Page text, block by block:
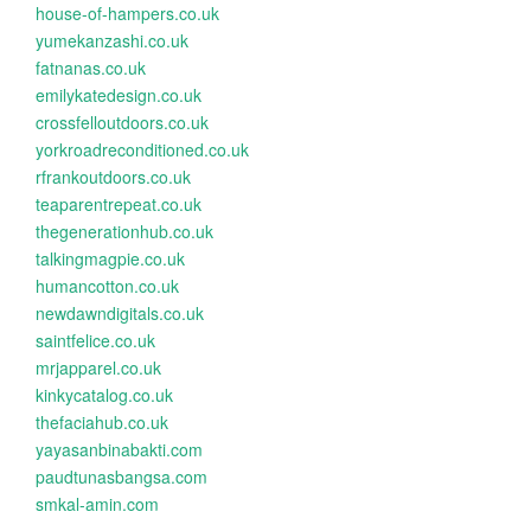
house-of-hampers.co.uk
yumekanzashi.co.uk
fatnanas.co.uk
emilykatedesign.co.uk
crossfelloutdoors.co.uk
yorkroadreconditioned.co.uk
rfrankoutdoors.co.uk
teaparentrepeat.co.uk
thegenerationhub.co.uk
talkingmagpie.co.uk
humancotton.co.uk
newdawndigitals.co.uk
saintfelice.co.uk
mrjapparel.co.uk
kinkycatalog.co.uk
thefaciahub.co.uk
yayasanbinabakti.com
paudtunasbangsa.com
smkal-amin.com